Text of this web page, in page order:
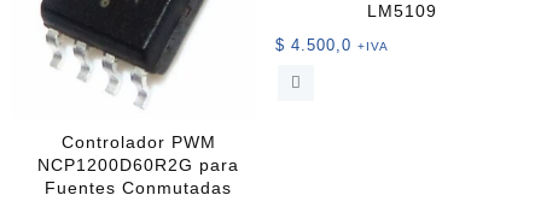
Controlador PWM
NCP1200D60R2G para
Fuentes Conmutadas
LM5109
$ 4.500,0 +IVA